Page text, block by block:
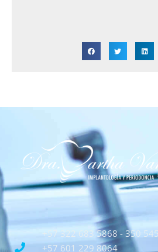
+57 322 683 5868 - 350
+57 601 229 8064